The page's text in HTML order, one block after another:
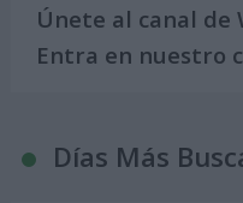
Únete al canal de
Entra en nuestro
Días Más